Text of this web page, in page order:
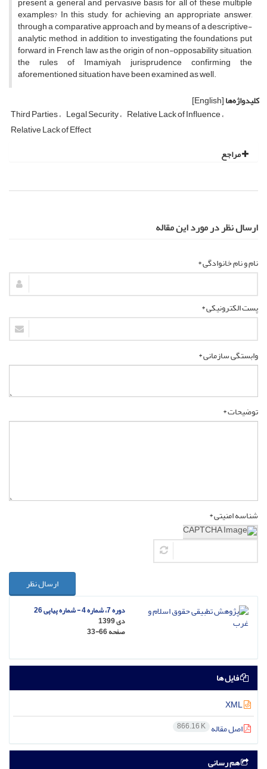
examples? In this study, for achieving an appropriate answer,
through a comparative approach and by means of a descriptive-
analytic method, in addition to investigating the foundations put
forward in French law as the origin of non-opposability situation,
the rules of Imamiyah jurisprudence confirming the
aforementioned situation have been examined as well.
کلیدواژه‌ها[English]
Third Parties Legal Security Relative Lack of Influence
Relative Lack of Effect
مراجع
ارسال نظر در مورد این مقاله
نام و نام خانوادگی *
پست الکترونیکی *
وابستگی سازمانی *
توضیحات *
شناسه امنیتی *
ارسال نظر
دوره 7، شماره 4 - شماره پیاپی 26
دی 1399
صفحه33-66
فایل ها
اصل مقاله 866.16 K
هم رسانی